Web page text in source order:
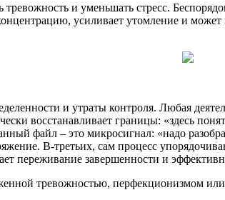
и уменьшать стресс.
усиливает утомление и может
и утраты контроля. Любая
восстанавливает границы: «здесь
файл – это микросигнал: «надо
В-третьих, сам процесс
переживание завершенности и
тревожностью, перфекционизмом